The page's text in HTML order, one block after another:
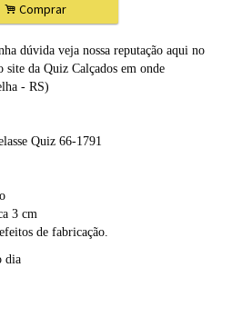
. Comprar
dúvida veja nossa reputação aqui no
da Quiz Calçados em onde
- RS)
Quiz 66-1791
3 cm
de fabricação.
dia